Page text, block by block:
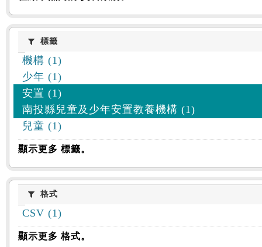
標籤標籤
機構 (1)
少年 (1)
安置 (1)
南投縣兒童及少年安置教養機構 (1)
兒童 (1)
顯示更多 標籤。
格式格式
CSV (1)
顯示更多 格式。